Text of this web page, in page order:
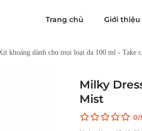
Trang chủ Giới thiệu
khoáng dành cho mọi loại da 100 ml - Take
Milky
Mist
0/